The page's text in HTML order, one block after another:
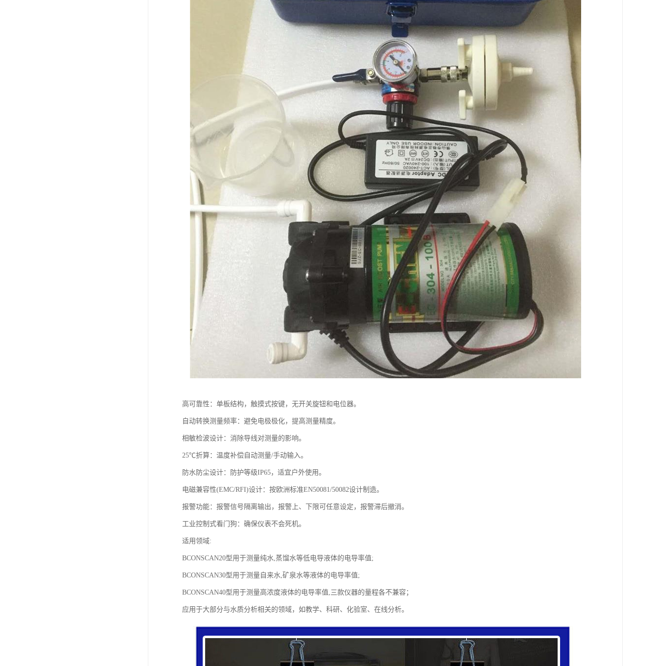
高可靠性：单板结构，触摸式按键，无开关旋钮和电位器。
自动转换测量频率：避免电极极化，提高测量精度。
相敏检波设计：消除导线对测量的影响。
25℃折算：温度补偿自动测量/手动输入。
防水防尘设计：防护等级IP65，适宜户外使用。
电磁兼容性(EMC/RFI)设计：按欧洲标准EN50081/50082设计制造。
报警功能：报警信号隔离输出，报警上、下限可任意设定，报警滞后撤消。
工业控制式看门狗：确保仪表不会死机。
适用领域:
BCONSCAN20型用于测量纯水,蒸馏水等低电导液体的电导率值;
BCONSCAN30型用于测量自来水,矿泉水等液体的电导率值;
BCONSCAN40型用于测量高浓度液体的电导率值,三款仪器的量程各不兼容；
应用于大部分与水质分析相关的领域，如教学、科研、化验室、在线分析。